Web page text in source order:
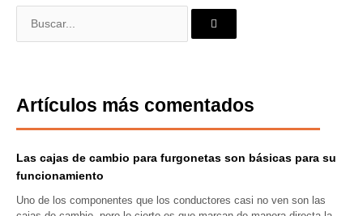
Artículos más comentados
Las cajas de cambio para furgonetas son básicas para su
funcionamiento
Uno de los componentes que los conductores casi no ven son las